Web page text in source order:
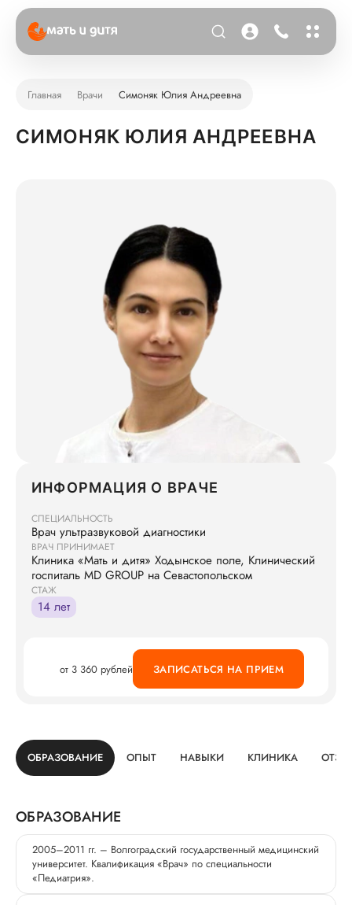
Главная Врачи Симоняк Юлия Андреевна
СИМОНЯК ЮЛИЯ АНДРЕЕВНА
ИНФОРМАЦИЯ О ВРАЧЕ
СПЕЦИАЛЬНОСТЬ
Врач ультразвуковой диагностики
ВРАЧ ПРИНИМАЕТ
Клиника «Мать и дитя» Ходынское поле, Клинический
госпиталь MD GROUP на Севастопольском
СТАЖ
14 лет
от 3 360 рублей ЗАПИСАТЬСЯ НА ПРИЕМ
ОБРАЗОВАНИЕ ОПЫТ НАВЫКИ КЛИНИКА
ОБРАЗОВАНИЕ
2005–2011 гг. – Волгоградский государственный медицинский
университет. Квалификация «Врач» по специальности
«Педиатрия».